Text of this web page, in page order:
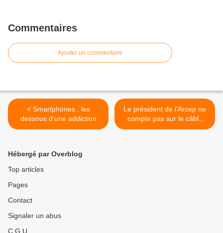
Commentaires
Ajouter un commentaire
< Smartphones : les
dessous d’une addiction
Le président de l’Arcep ne
compte pas sur le câble
pour fibrer la France >
Hébergé par Overblog
Top articles
Pages
Contact
Signaler un abus
C.G.U.